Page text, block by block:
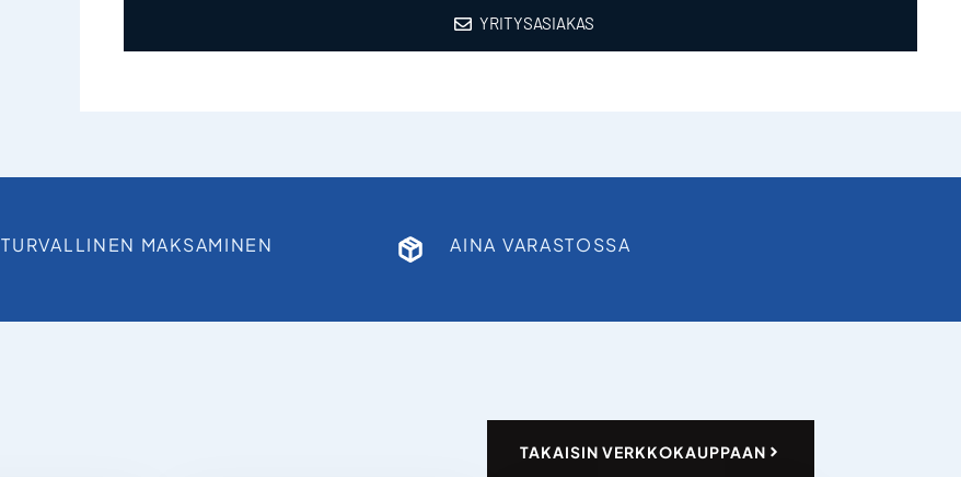
YRITYSASIAKAS
TURVALLINEN MAKSAMINEN AINA VARASTOSSA
TAKAISIN VERKKOKAUPPAAN